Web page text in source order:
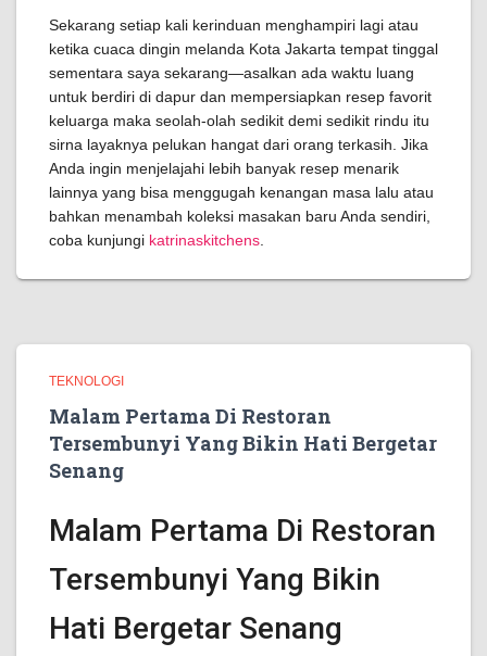
Sekarang setiap kali kerinduan menghampiri lagi atau
ketika cuaca dingin melanda Kota Jakarta tempat tinggal
sementara saya sekarang—asalkan ada waktu luang
untuk berdiri di dapur dan mempersiapkan resep favorit
keluarga maka seolah-olah sedikit demi sedikit rindu itu
sirna layaknya pelukan hangat dari orang terkasih. Jika
Anda ingin menjelajahi lebih banyak resep menarik
lainnya yang bisa menggugah kenangan masa lalu atau
bahkan menambah koleksi masakan baru Anda sendiri,
coba kunjungi katrinaskitchens
TEKNOLOGI
Malam Pertama Di Restoran
Tersembunyi Yang Bikin Hati Bergetar
Senang
Malam Pertama Di Restoran
Tersembunyi Yang Bikin
Hati Bergetar Senang